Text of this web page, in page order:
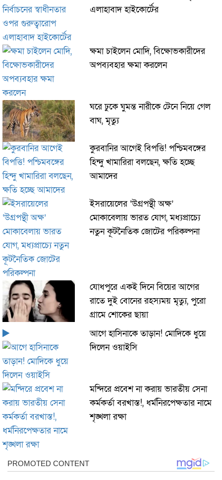
এলাহাবাদ হাইকোর্টের
ক্ষমা চাইলেন মোদি, বিক্ষোভকারীদের
অপব্যবহার ক্ষমা করলেন
ঘরে ঢুকে ঘুমন্ত নারীকে টেনে নিয়ে গেল
বাঘ, মৃত্যু
কুরবানির আগেই বিপত্তি! পশ্চিমবঙ্গের
হিন্দু খামারিরা বলছেন, ক্ষতি হচ্ছে
আমাদের
ইসরায়েলের ‘উগ্রপন্থী অক্ষ’
মোকাবেলায় ভারত যোগ, মধ্যপ্রাচ্যে
নতুন কূটনৈতিক জোটের পরিকল্পনা
যোধপুরে একই দিনে বিয়ের আগের
রাতে দুই বোনের রহস্যময় মৃত্যু, পুরো
গ্রামে শোকের ছায়া
আগে হাসিনাকে তাড়ান! মোদিকে ধুয়ে
দিলেন ওয়াইসি
মন্দিরে প্রবেশ না করায় ভারতীয় সেনা
কর্মকর্তা বরখাস্ত!, ধর্মনিরপেক্ষতার নামে
শৃঙ্খলা রক্ষা